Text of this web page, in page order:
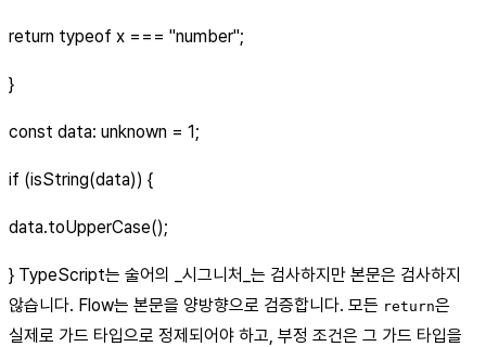
return typeof x === "number";
}
const data: unknown = 1;
if (isString(data)) {
data.toUpperCase();
} TypeScript는 술어의 _시그니처_는 검사하지만 본문은 검사하지
않습니다. Flow는 본문을 양방향으로 검증합니다. 모든 return은
실제로 가드 타입으로 정제되어야 하고, 부정 조건은 그 가드 타입을